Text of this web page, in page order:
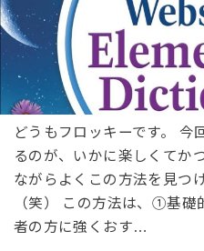
どうもフロッキーです。 今
るのが、いかに楽しくてか
ながらよくこの方法を見つ
（笑） この方法は、①基礎
者の方に強くおす…